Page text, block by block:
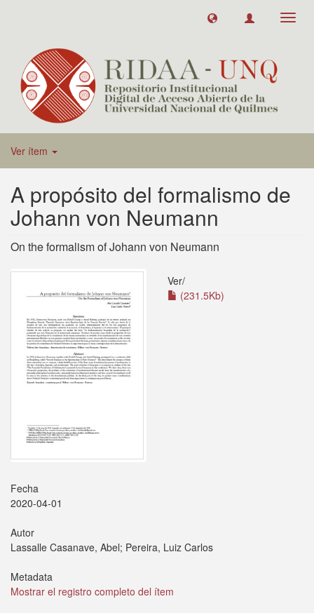
Ver ítem
A propósito del formalismo de
Johann von Neumann
On the formalism of Johann von Neumann
Ver/
(231.5Kb)
Fecha
2020-04-01
Autor
Lassalle Casanave, Abel; Pereira, Luiz Carlos
Metadata
Mostrar el registro completo del ítem